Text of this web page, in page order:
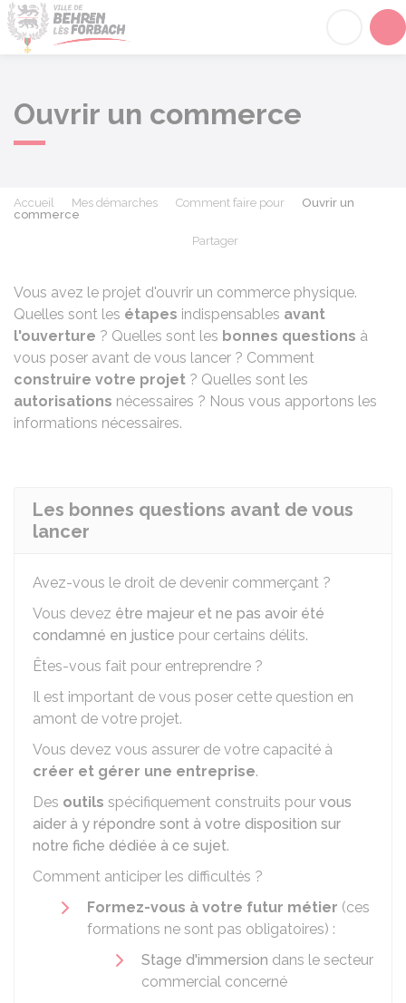
Ouvrir un commerce
Accueil Mes démarches Comment faire pour
Ouvrir un
commerce
Partager
Vous avez le projet d'ouvrir un commerce physique.
Quelles sont les étapes indispensables avant
l'ouverture ? Quelles sont les bonnes questions à
vous poser avant de vous lancer ? Comment
construire votre projet ? Quelles sont les
autorisations nécessaires ? Nous vous apportons les
informations nécessaires.
Les bonnes questions avant de vous
lancer
Avez-vous le droit de devenir commerçant ?
Vous devez être majeur et ne pas avoir été
condamné en justice pour certains délits.
Êtes-vous fait pour entreprendre ?
Il est important de vous poser cette question en
amont de votre projet.
Vous devez vous assurer de votre capacité à
créer et gérer une entreprise.
Des outils spécifiquement construits pour vous
aider à y répondre sont à votre disposition sur
notre fiche dédiée à ce sujet.
Comment anticiper les difficultés ?
Formez-vous à votre futur métier (ces
formations ne sont pas obligatoires) :
Stage d'immersion dans le secteur
commercial concerné